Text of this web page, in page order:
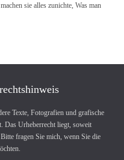
sie alles zunichte, Was man
Texte, Fotografien und grafische
Das Urheberrecht liegt, soweit
fragen Sie mich, wenn Sie die